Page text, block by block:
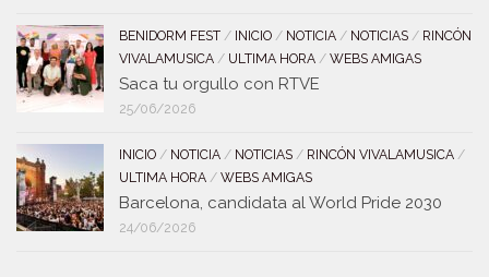
BENIDORM FEST / INICIO / NOTICIA / NOTICIAS / RINCÓN
VIVALAMUSICA / ULTIMA HORA / WEBS AMIGAS
Saca tu orgullo con RTVE
25/06/2026
INICIO / NOTICIA / NOTICIAS / RINCÓN VIVALAMUSICA /
ULTIMA HORA / WEBS AMIGAS
Barcelona, candidata al World Pride 2030
24/06/2026